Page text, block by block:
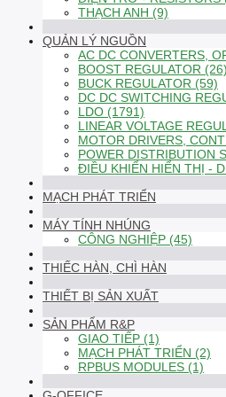
THẠCH ANH (9)
QUẢN LÝ NGUỒN
AC DC CONVERTERS,
BOOST REGULATOR (26)
BUCK REGULATOR (59)
DC DC SWITCHING
LDO (1791)
LINEAR VOLTAGE
MOTOR DRIVERS,
POWER DISTRIBUTION
ĐIỀU KHIỂN HIỂN THỊ -
MẠCH PHÁT TRIỂN
MÁY TÍNH NHÚNG
CÔNG NGHIỆP (45)
THIẾC HÀN, CHÌ HÀN
THIẾT BỊ SẢN XUẤT
SẢN PHẨM R&P
GIAO TIẾP (1)
MẠCH PHÁT TRIỂN (2)
RPBUS MODULES (1)